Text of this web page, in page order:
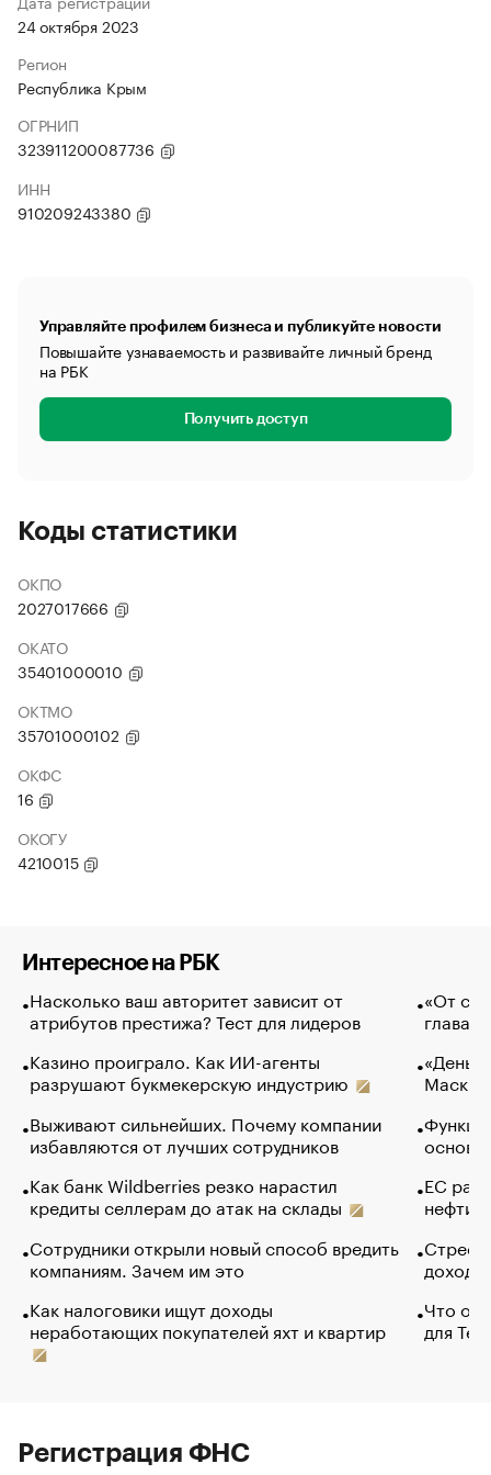
24 октября 2023
Регион
Республика Крым
ОГРНИП
323911200087736
ИНН
910209243380
Управляйте профилем бизнеса и публикуйте новости
Повышайте узнаваемость и развивайте личный бренд
на РБК
Получить доступ
Коды статистики
ОКПО
2027017666
ОКАТО
35401000010
ОКТМО
35701000102
ОКФС
16
ОКОГУ
4210015
Интересное на РБК
Насколько ваш авторитет зависит от
атрибутов престижа? Тест для лидеров
Казино проиграло. Как ИИ-агенты
разрушают букмекерскую индустрию
Выживают сильнейших. Почему компании
избавляются от лучших сотрудников
Как банк Wildberries резко нарастил
кредиты селлерам до атак на склады
Сотрудники открыли новый способ вредить
компаниям. Зачем им это
Как налоговики ищут доходы
неработающих покупателей яхт и квартир
«От
глава
Маск в
основ
ЕС
нефти
Что
для
Регистрация ФНС